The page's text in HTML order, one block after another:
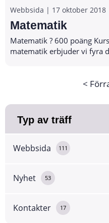
Webbsida | 17 oktober 2018
Matematik
Matematik ? 600 poäng
matematik erbjuder vi fyra
<
Typ av träff
Webbsida 111
Nyhet 53
Kontakter 17